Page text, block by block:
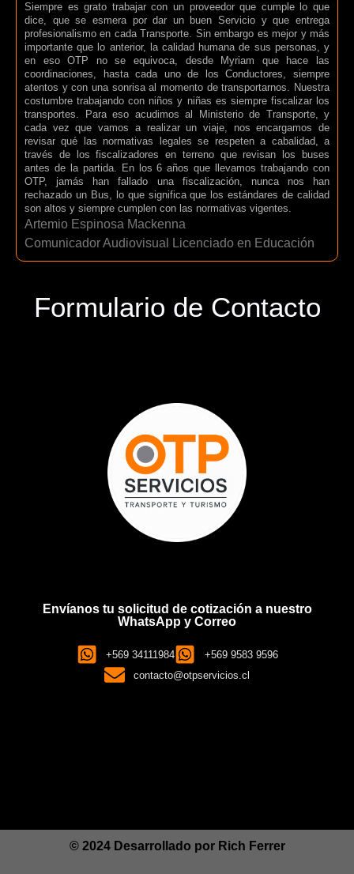
Siempre es grato trabajar con un proveedor que cumple lo que
dice, que se esmera por dar un buen Servicio y que entrega
profesionalismo en cada Transporte. Sin embargo es mejor y más
importante que lo anterior, la calidad humana de sus personas, y
en eso OTP no se equivoca, desde Myriam que hace las
coordinaciones, hasta cada uno de los Conductores, siempre
atentos y con una sonrisa al momento de transportarnos. Nuestra
costumbre trabajando con niños y niñas es siempre fiscalizar los
transportes. Para eso acudimos al Ministerio de Transporte, y
cada vez que vamos a realizar un viaje, nos encargamos de
revisar qué las normativas legales se respeten a cabalidad, a
través de los fiscalizadores en terreno que revisan los buses
antes de la partida. En los 6 años que llevamos trabajando con
OTP, jamás han fallado una fiscalización, nunca nos han
rechazado un Bus, lo que significa que los estándares de calidad
son altos y siempre cumplen con las normativas vigentes.
Artemio Espinosa Mackenna
Comunicador Audiovisual Licenciado en Educación
Formulario de Contacto
Envíanos tu solicitud de cotización a nuestro
WhatsApp y Correo
+569 34111984
+569 9583 9596
contacto@otpservicios.cl
© 2024 Desarrollado por Rich Ferrer